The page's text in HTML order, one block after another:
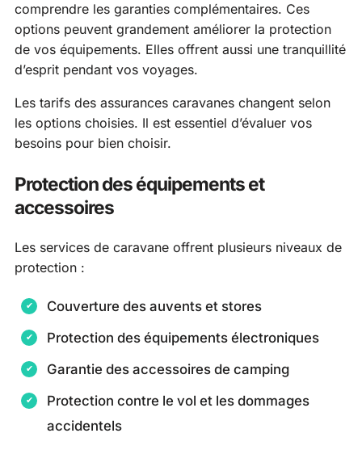
comprendre les garanties complémentaires. Ces
options peuvent grandement améliorer la protection
de vos équipements. Elles offrent aussi une tranquillité
d’esprit pendant vos voyages.
Les tarifs des assurances caravanes changent selon
les options choisies. Il est essentiel d’évaluer vos
besoins pour bien choisir.
Protection des équipements et
accessoires
Les services de caravane offrent plusieurs niveaux de
protection :
Couverture des auvents et stores
Protection des équipements électroniques
Garantie des accessoires de camping
Protection contre le vol et les dommages
accidentels